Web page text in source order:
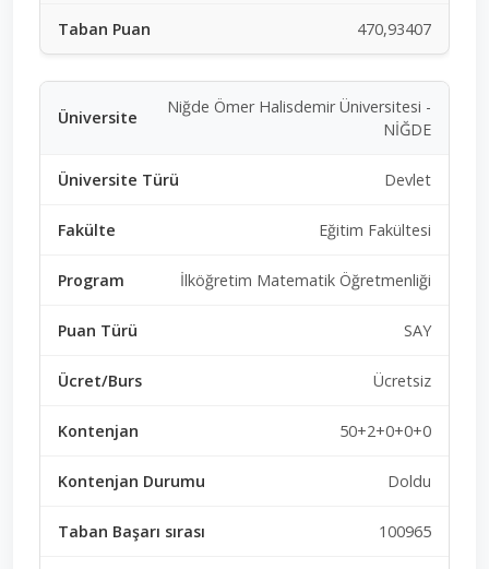
470,93407
Niğde Ömer Halisdemir Üniversitesi -
NİĞDE
Devlet
Eğitim Fakültesi
İlköğretim Matematik Öğretmenliği
SAY
Ücretsiz
50+2+0+0+0
Doldu
100965